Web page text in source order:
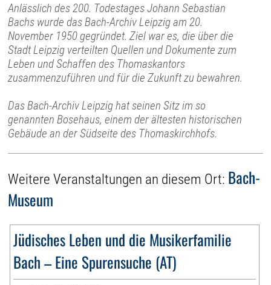
Anlässlich des 200. Todestages Johann Sebastian
Bachs wurde das Bach-Archiv Leipzig am 20.
November 1950 gegründet. Ziel war es, die über die
Stadt Leipzig verteilten Quellen und Dokumente zum
Leben und Schaffen des Thomaskantors
zusammenzuführen und für die Zukunft zu bewahren.
Das Bach-Archiv Leipzig hat seinen Sitz im so
genannten Bosehaus, einem der ältesten historischen
Gebäude an der Südseite des Thomaskirchhofs.
Weitere Veranstaltungen an diesem Ort: Bach-
Museum
Jüdisches Leben und die Musikerfamilie
Bach – Eine Spurensuche (AT)